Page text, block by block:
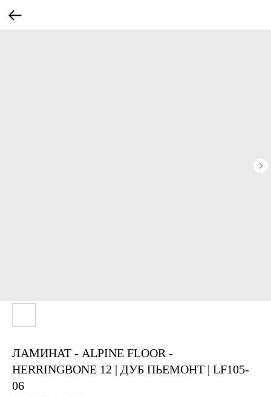
ЛАМИНАТ - ALPINE FLOOR -
HERRINGBONE 12 | ДУБ ПЬЕМОНТ | LF105-
06